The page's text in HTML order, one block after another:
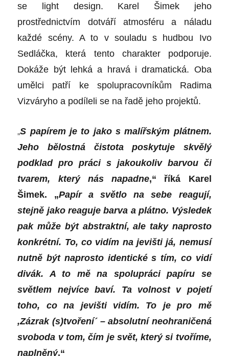
se light design. Karel Šimek jeho
prostřednictvím dotváří atmosféru a náladu
každé scény. A to v souladu s hudbou Ivo
Sedláčka, která tento charakter podporuje.
Dokáže být lehká a hravá i dramatická. Oba
umělci patří ke spolupracovníkům Radima
Vizváryho a podíleli se na řadě jeho projektů.
„S papírem je to jako s malířským plátnem.
Jeho bělostná čistota poskytuje skvělý
podklad pro práci s jakoukoliv barvou či
tvarem, který nás napadne,“ říká Karel
Šimek. „Papír a světlo na sebe reagují,
stejně jako reaguje barva a plátno. Výsledek
pak může být abstraktní, ale taky naprosto
konkrétní. To, co vidím na jevišti já, nemusí
nutně být naprosto identické s tím, co vidí
divák. A to mě na spolupráci papíru se
světlem nejvíce baví. Ta volnost v pojetí
toho, co na jevišti vidím. To je pro mě
,Zázrak (s)tvoření´– absolutní neohraničená
svoboda v tom, čím je svět, který si tvoříme,
naplněný.“